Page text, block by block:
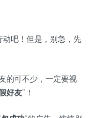
吧！但是，别急，先
的可不少，一定要视
好友”！